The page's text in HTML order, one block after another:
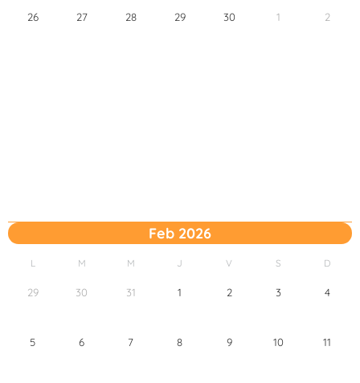
26 27 28 29 30 1 2
Feb 2026
L M M J V S D
29 30 31 1 2 3 4
5 6 7 8 9 10 11